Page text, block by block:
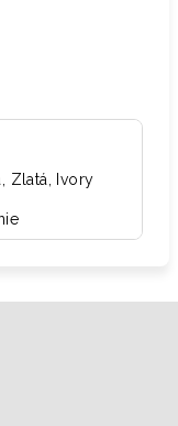
Zlatá, Ivory